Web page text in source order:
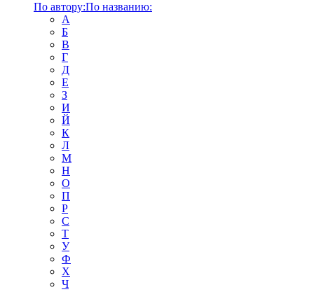
По автору:По названию:
А
Б
В
Г
Д
Е
З
И
Й
К
Л
М
Н
О
П
Р
С
Т
У
Ф
Х
Ч